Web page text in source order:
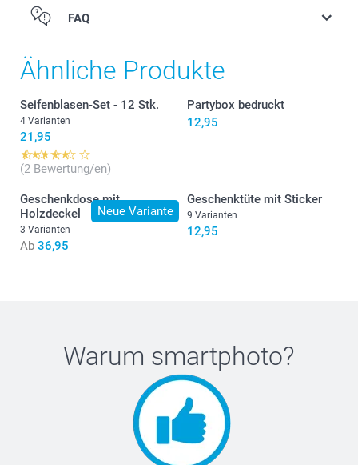
FAQ
Ähnliche Produkte
Seifenblasen-Set - 12 Stk.
4 Varianten
21,95
(2 Bewertung/en)
Partybox bedruckt
12,95
Neue Variante
Geschenkdose mit
Holzdeckel
3 Varianten
Ab 36,95
Geschenktüte mit Sticker
9 Varianten
12,95
Warum smartphoto?